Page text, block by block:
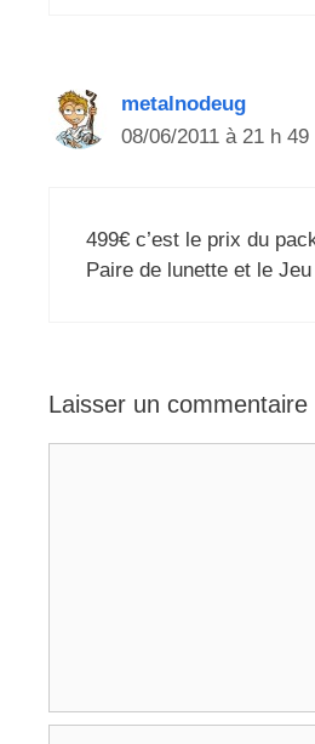
metalnodeug
08/06/2011 à 21 h 49
499€ c’est le prix du
Paire de lunette et le Jeu
Laisser un commentaire